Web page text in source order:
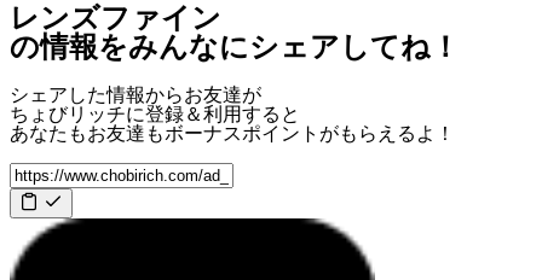
レンズファイン
の情報をみんなにシェアしてね！
シェアした情報からお友達が
ちょびリッチに登録＆利用すると
あなたもお友達もボーナスポイント がもらえるよ！